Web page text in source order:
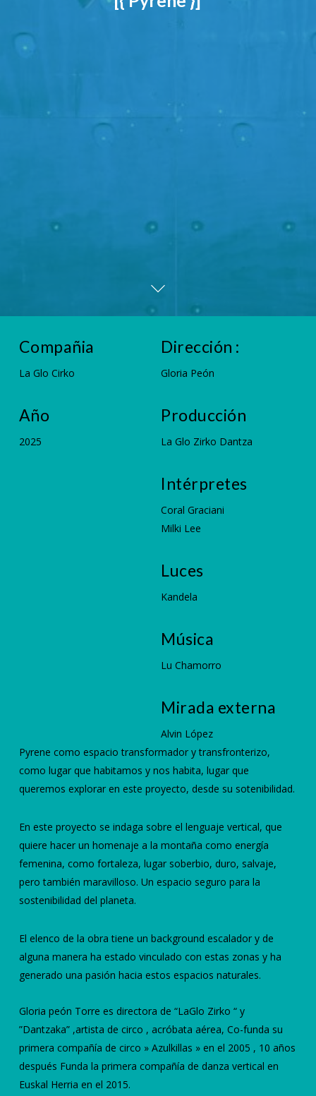
Compañia
La Glo Cirko
Año
2025
Dirección :
Gloria Peón
Producción
La Glo Zirko Dantza
Intérpretes
Coral Graciani
Milki Lee
Luces
Kandela
Música
Lu Chamorro
Mirada externa
Alvin López
Pyrene como espacio transformador y transfronterizo,
como lugar que habitamos y nos habita, lugar que
queremos explorar en este proyecto, desde su sotenibilidad.
En este proyecto se indaga sobre el lenguaje vertical, que
quiere hacer un homenaje a la montaña como energía
femenina, como fortaleza, lugar soberbio, duro, salvaje,
pero también maravilloso. Un espacio seguro para la
sostenibilidad del planeta.
El elenco de la obra tiene un background escalador y de
alguna manera ha estado vinculado con estas zonas y ha
generado una pasión hacia estos espacios naturales.
Gloria peón Torre es directora de “LaGlo Zirko “ y
”Dantzaka” ,artista de circo , acróbata aérea, Co-funda su
primera compañía de circo » Azulkillas » en el 2005 , 10 años
después Funda la primera compañía de danza vertical en
Euskal Herria en el 2015.